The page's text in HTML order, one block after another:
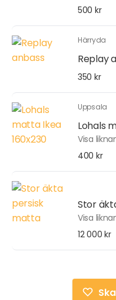
500 kr
Härryda
Replay
350 kr
Uppsala
Lohals
Visa
400 kr
Stor
Visa
12 000 kr